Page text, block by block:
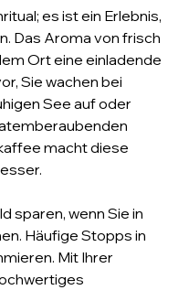
es ist ein Erlebnis,
Das Aroma von frisch
Ort eine einladende
Sie wachen bei
See auf oder
macht diese
sparen, wenn Sie in
Häufige Stopps in
Mit Ihrer